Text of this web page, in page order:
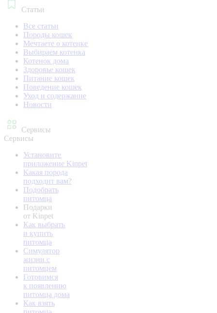
Статьи
Все статьи
Породы кошек
Мечтаете о котенке
Выбираем котенка
Котенок дома
Здоровье кошек
Питание кошек
Поведение кошек
Уход и содержание
Новости
Сервисы
Сервисы
Установите
приложение Kinpet
Какая порода
подходит вам?
Подобрать
питомца
Подарки
от Kinpet
Как выбрать
и купить
питомца
Симулятор
жизни с
питомцем
Готовимся
к появлению
питомца дома
Как взять